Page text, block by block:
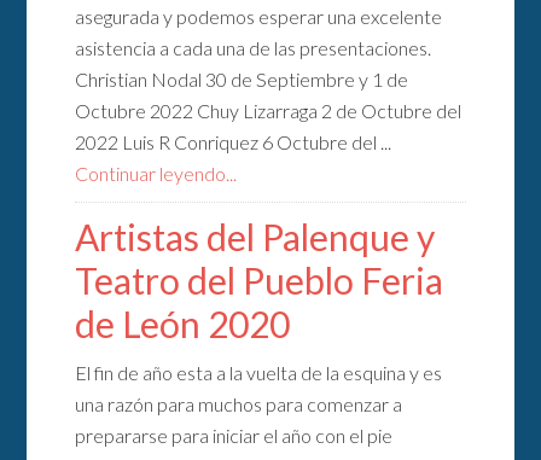
asegurada y podemos esperar una excelente
asistencia a cada una de las presentaciones.
Christian Nodal 30 de Septiembre y 1 de
Octubre 2022 Chuy Lizarraga 2 de Octubre del
2022 Luis R Conriquez 6 Octubre del ...
Continuar leyendo...
Artistas del Palenque y
Teatro del Pueblo Feria
de León 2020
El fin de año esta a la vuelta de la esquina y es
una razón para muchos para comenzar a
prepararse para iniciar el año con el pie